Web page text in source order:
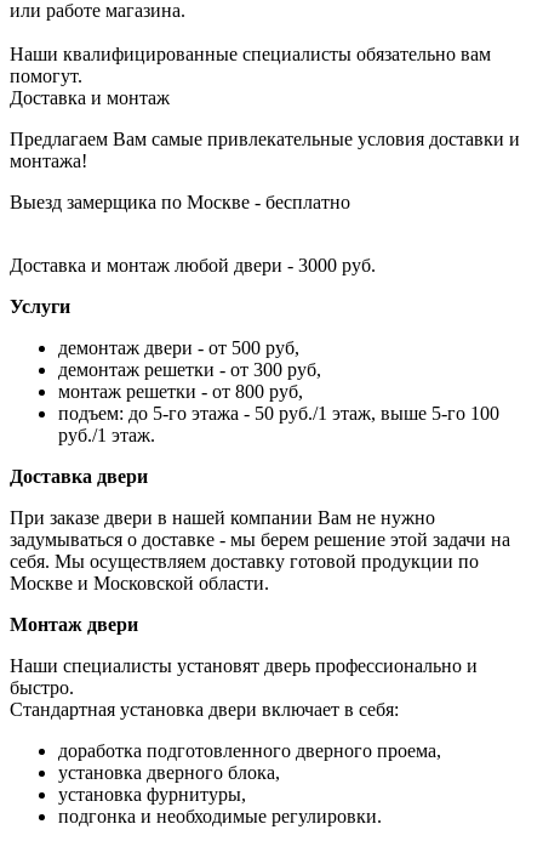
или работе магазина.
Наши квалифицированные специалисты обязательно вам
помогут.
Доставка и монтаж
Предлагаем Вам самые привлекательные условия доставки и
монтажа!
Выезд замерщика по Москве - бесплатно
Доставка и монтаж любой двери - 3000 руб.
Услуги
демонтаж двери - от 500 руб,
демонтаж решетки - от 300 руб,
монтаж решетки - от 800 руб,
подъем: до 5-го этажа - 50 руб./1 этаж, выше 5-го 100
руб./1 этаж.
Доставка двери
При заказе двери в нашей компании Вам не нужно
задумываться о доставке - мы берем решение этой задачи на
себя. Мы осуществляем доставку готовой продукции по
Москве и Московской области.
Монтаж двери
Наши специалисты установят дверь профессионально и
быстро.
Стандартная установка двери включает в себя:
доработка подготовленного дверного проема,
установка дверного блока,
установка фурнитуры,
подгонка и необходимые регулировки.